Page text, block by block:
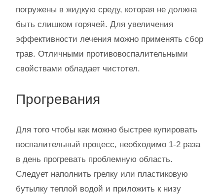
погружены в жидкую среду, которая не должна
быть слишком горячей. Для увеличения
эффективности лечения можно применять сбор
трав. Отличными противовоспалительными
свойствами обладает чистотел.
Прогревания
Для того чтобы как можно быстрее купировать
воспалительный процесс, необходимо 1-2 раза
в день прогревать проблемную область.
Следует наполнить грелку или пластиковую
бутылку теплой водой и приложить к низу